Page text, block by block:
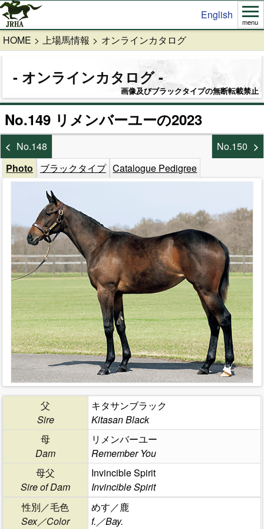
English
menu
HOME 上場馬情報 オンラインカタログ
オンラインカタログ
画像及びブラックタイプの無断転載禁止
No.149 リメンバーユーの2023
No.148
No.150
Photo
ブラックタイプ Catalogue Pedigree
父
Sire
キタサンブラック
Kitasan Black
母
Dam
リメンバーユー
Remember You
母父
Sire of Dam
Invincible Spirit
Invincible Spirit
性別／毛色
Sex／Color
めす／鹿
f.／Bay.